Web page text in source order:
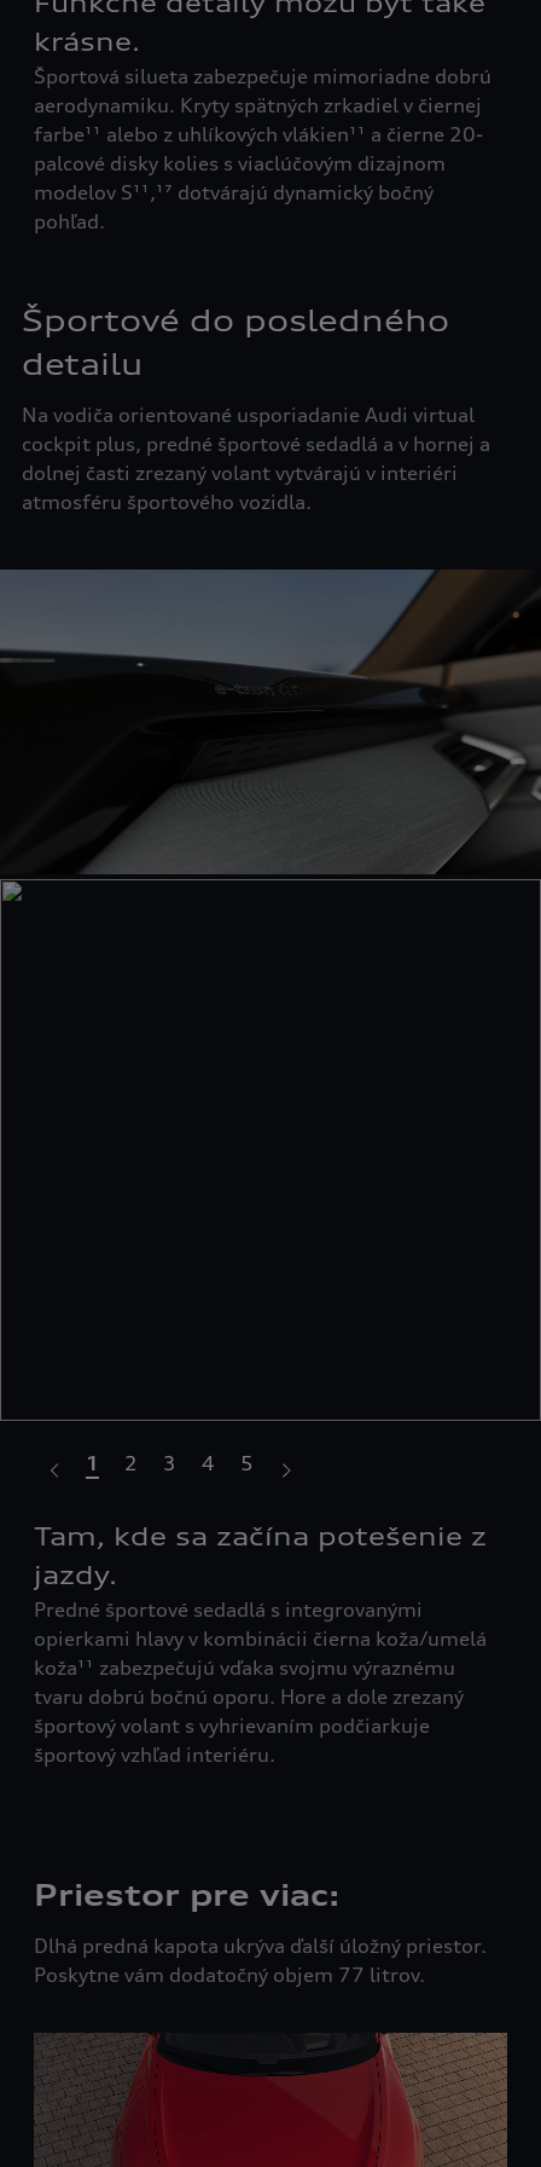
krásne.
Športová silueta zabezpečuje mimoriadne dobrú
aerodynamiku. Kryty spätných zrkadiel v čiernej
farbe¹¹ alebo z uhlíkových vlákien¹¹ a čierne 20-
palcové disky kolies s viaclúčovým dizajnom
modelov S¹¹,¹⁷ dotvárajú dynamický bočný
pohľad.
Športové do posledného
detailu
Na vodiča orientované usporiadanie Audi virtual
cockpit plus, predné športové sedadlá a v hornej a
dolnej časti zrezaný volant vytvárajú v interiéri
atmosféru športového vozidla.
Tam, kde sa začína potešenie z
jazdy.
Predné športové sedadlá s integrovanými
opierkami hlavy v kombinácii čierna koža/umelá
koža¹¹ zabezpečujú vďaka svojmu výraznému
tvaru dobrú bočnú oporu. Hore a dole zrezaný
športový volant s vyhrievaním podčiarkuje
športový vzhľad interiéru.
1 2 3 4 5
Priestor pre viac:
Dlhá predná kapota ukrýva ďalší úložný priestor.
Poskytne vám dodatočný objem 77 litrov.